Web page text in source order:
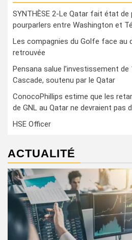
SYNTHÈSE 2-Le Qatar fait état de
pourparlers entre Washington et
Les compagnies du Golfe face au
retrouvée
Pensana salue l’investissement
Cascade, soutenu par le Qatar
ConocoPhillips estime que les
de GNL au Qatar ne devraient pas
HSE Officer
ACTUALITÉ